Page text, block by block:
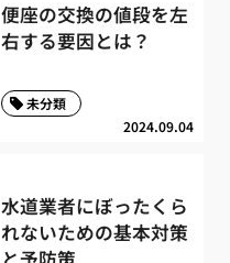
便座の交換の値段を左
右する要因とは？
2024.09.04
未分類
水道業者にぼったくら
れないための基本対策